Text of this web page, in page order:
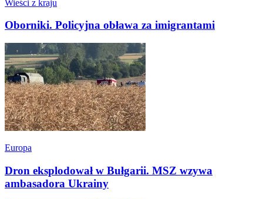
Wieści z kraju
Oborniki. Policyjna obława za imigrantami
Europa
Dron eksplodował w Bułgarii. MSZ wzywa
ambasadora Ukrainy